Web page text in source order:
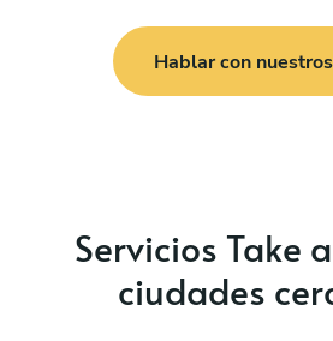
Hablar con
Servicios Take
ciudades